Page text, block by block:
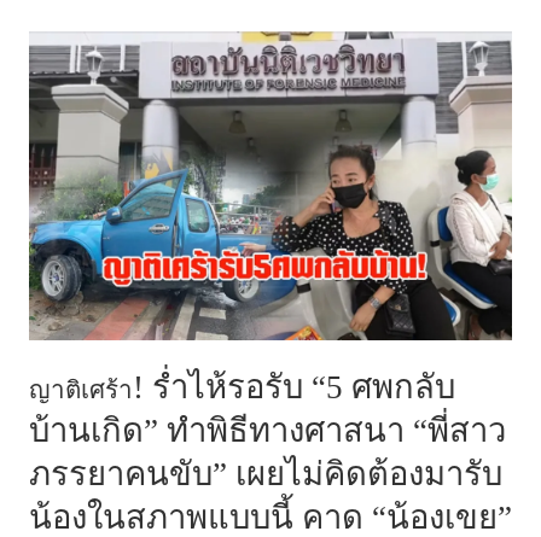
ญาติเศร้า ! ร่ำไห้รอรับ “5 ศพกลับ
บ้านเกิด” ทำพิธีทางศาสนา “พี่สาว
ภรรยาคนขับ” เผยไม่คิดต้องมารับ
น้องในสภาพแบบนี้ คาด “น้องเขย”